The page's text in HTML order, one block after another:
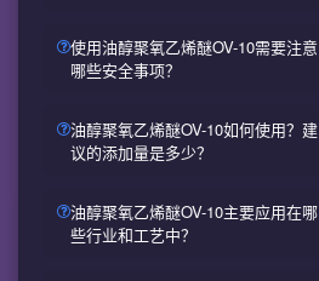
使用油醇聚氧乙烯醚OV-10需要注意
哪些安全事项？
油醇聚氧乙烯醚OV-10如何使用？建
议的添加量是多少？
油醇聚氧乙烯醚OV-10主要应用在哪
些行业和工艺中？